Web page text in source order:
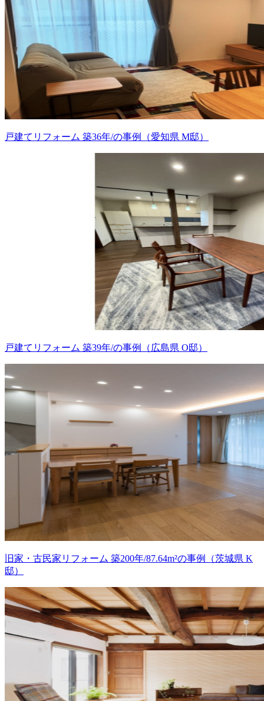
戸建てリフォーム 築36年/の事例（愛知県 M邸）
戸建てリフォーム 築39年/の事例（広島県 O邸）
旧家・古民家リフォーム 築200年/87.64m²の事例（茨城県 K
邸）